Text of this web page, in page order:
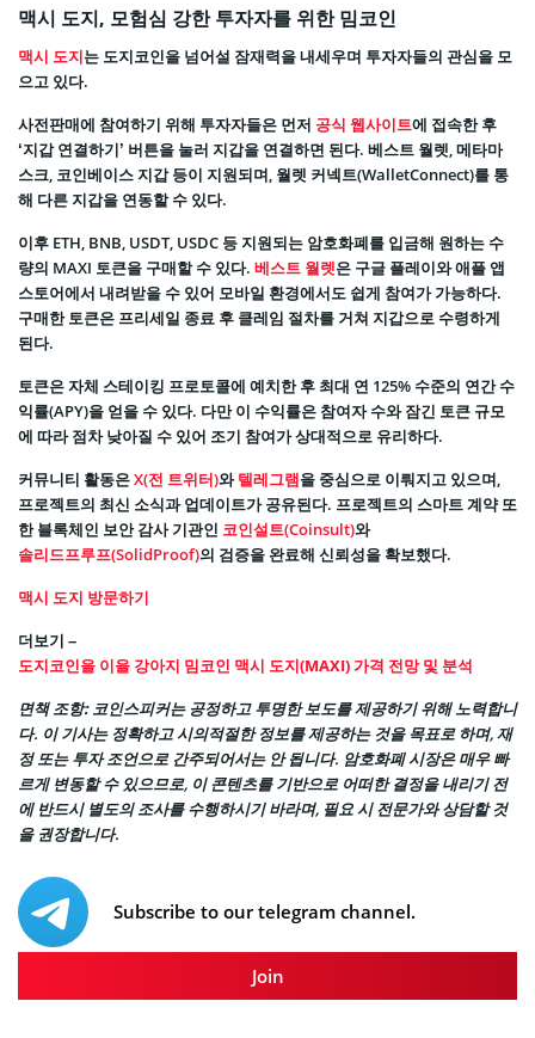
맥시 도지, 모험심 강한 투자자를 위한 밈코인
맥시 도지는 도지코인을 넘어설 잠재력을 내세우며 투자자들의 관심을 모
으고 있다.
사전판매에 참여하기 위해 투자자들은 먼저 공식 웹사이트에 접속한 후
‘지갑 연결하기’ 버튼을 눌러 지갑을 연결하면 된다. 베스트 월렛, 메타마
스크, 코인베이스 지갑 등이 지원되며, 월렛 커넥트(WalletConnect)를 통
해 다른 지갑을 연동할 수 있다.
이후 ETH, BNB, USDT, USDC 등 지원되는 암호화폐를 입금해 원하는 수
량의 MAXI 토큰을 구매할 수 있다. 베스트 월렛은 구글 플레이와 애플 앱
스토어에서 내려받을 수 있어 모바일 환경에서도 쉽게 참여가 가능하다.
구매한 토큰은 프리세일 종료 후 클레임 절차를 거쳐 지갑으로 수령하게
된다.
토큰은 자체 스테이킹 프로토콜에 예치한 후 최대 연 125% 수준의 연간 수
익률(APY)을 얻을 수 있다. 다만 이 수익률은 참여자 수와 잠긴 토큰 규모
에 따라 점차 낮아질 수 있어 조기 참여가 상대적으로 유리하다.
커뮤니티 활동은X(전 트위터)와텔레그램을 중심으로 이뤄지고 있으며,
프로젝트의 최신 소식과 업데이트가 공유된다. 프로젝트의 스마트 계약 또
한 블록체인 보안 감사 기관인 코인설트(Coinsult)와
솔리드프루프(SolidProof)의 검증을 완료해 신뢰성을 확보했다.
맥시 도지 방문하기
더보기 –
도지코인을 이을 강아지 밈코인 맥시 도지(MAXI) 가격 전망 및 분석
면책 조항:코인스피커는 공정하고 투명한 보도를 제공하기 위해 노력합니
다. 이 기사는 정확하고 시의적절한 정보를 제공하는 것을 목표로 하며, 재
정 또는 투자 조언으로 간주되어서는 안 됩니다. 암호화폐 시장은 매우 빠
르게 변동할 수 있으므로, 이 콘텐츠를 기반으로 어떠한 결정을 내리기 전
에 반드시 별도의 조사를 수행하시기 바라며, 필요 시 전문가와 상담할 것
을 권장합니다.
Subscribe to our telegram channel.
Join